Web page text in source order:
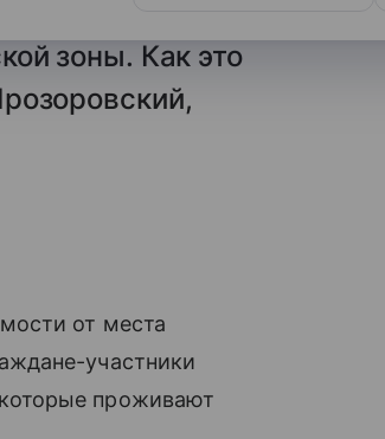
зоны. Как это
от места
участники
проживают